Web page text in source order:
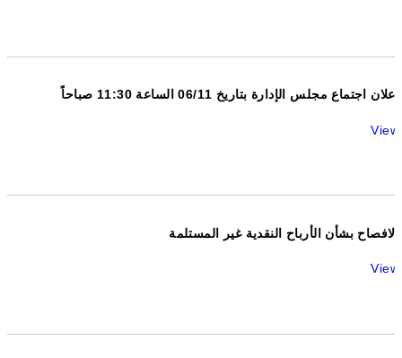
اعلان اجتماع مجلس الإدارة بتاريخ 06/11 الساعة 11:30 صباحاً
View
الافصاح بشأن الأرباح النقدية غير المستلمة
View